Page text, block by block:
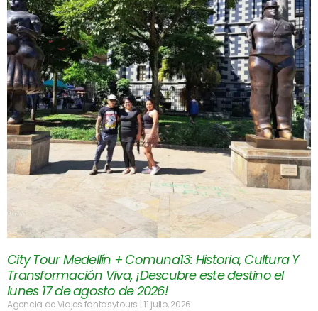
City Tour Medellín + Comuna13: Historia, Cultura Y
Transformación Viva, ¡Descubre este destino el
lunes 17 de agosto de 2026!
Agencia de Viajes fantasytours 11 julio, 2026